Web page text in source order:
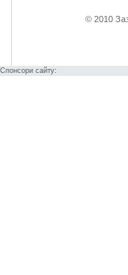
© 2010
Спонсори сайту: